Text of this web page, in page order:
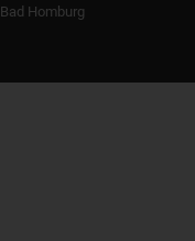
Homburg